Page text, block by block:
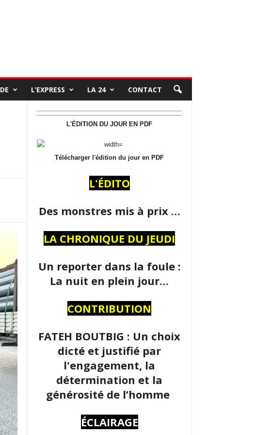
L’EXPRESS LA 24 CONTACT
L'ÉDITION DU JOUR EN PDF
Télécharger l'édition du jour en PDF
L'ÉDITO
Des monstres mis à prix …
LA CHRONIQUE DU JEUDI
Un reporter dans la foule :
La nuit en plein jour…
CONTRIBUTION
FATEH BOUTBIG : Un choix
dicté et justifié par
l'engagement, la
détermination et la
générosité de l’homme
ÉCLAIRAGE